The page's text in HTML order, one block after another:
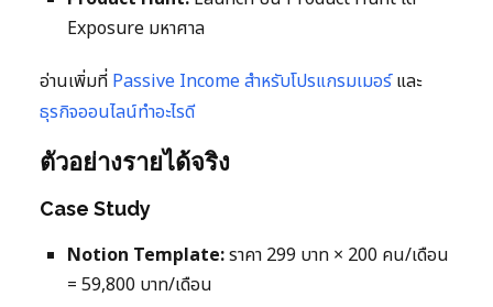
Exposure มหาศาล
อ่านเพิ่มที่ Passive Income สำหรับโปรแกรมเมอร์และ
ธุรกิจออนไลน์ทำอะไรดี
ตัวอย่างรายได้จริง
Case Study
Notion Template:ราคา 299 บาท × 200 คน/เดือน
= 59,800 บาท/เดือน